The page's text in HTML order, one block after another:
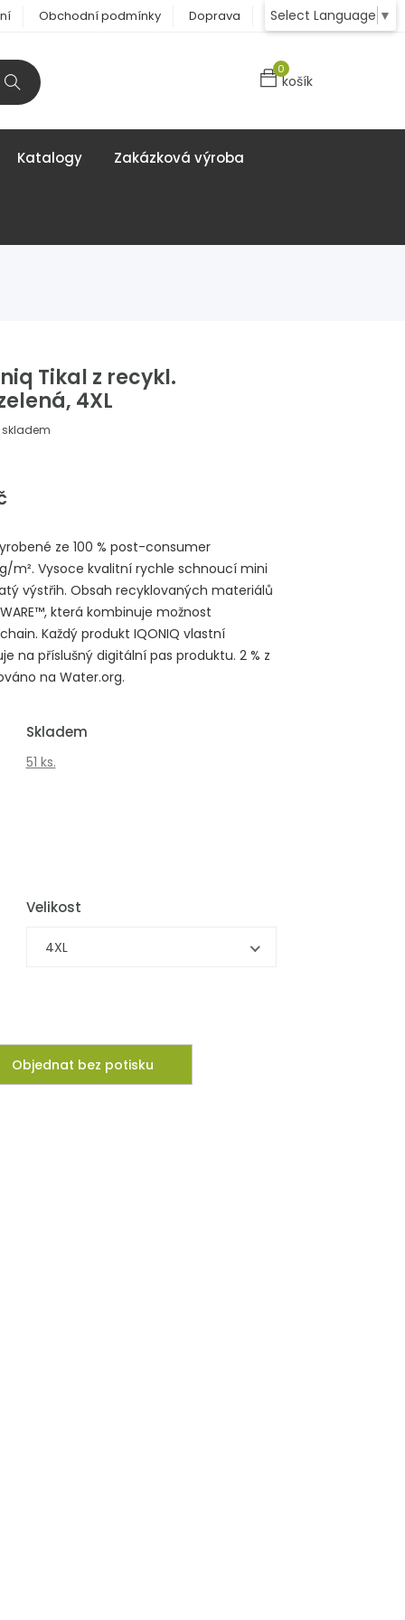
Select Language ▼
Obchodní podmínky Doprava Kontakt
0
košík
Katalogy Zakázková výroba
Tikal z recykl.
4XL
skladem
ze 100 % post-consumer
m². Vysoce kvalitní rychle schnoucí mini
výstřih. Obsah recyklovaných materiálů
která kombinuje možnost
Každý produkt IQONIQ vlastní
na příslušný digitální pas produktu. 2 % z
na Water.org.
Skladem
51 ks.
Velikost
4XL
Objednat bez potisku